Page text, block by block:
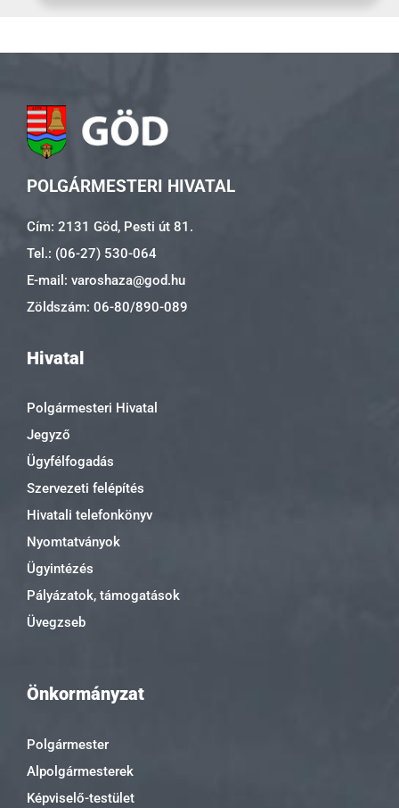
POLGÁRMESTERI HIVATAL
Cím: 2131 Göd, Pesti út 81.
Tel.: (06-27) 530-064
E-mail: varoshaza@god.hu
Zöldszám: 06-80/890-089
Hivatal
Polgármesteri Hivatal
Jegyző
Ügyfélfogadás
Szervezeti felépítés
Hivatali telefonkönyv
Nyomtatványok
Ügyintézés
Pályázatok, támogatások
Üvegzseb
Önkormányzat
Polgármester
Alpolgármesterek
Képviselő-testület